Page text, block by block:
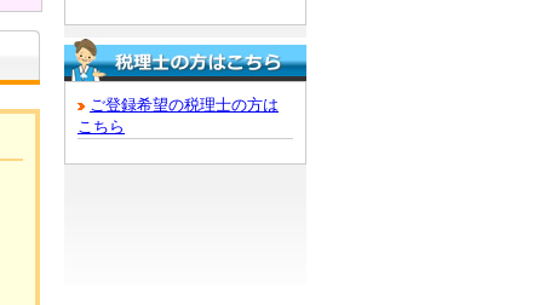
ご登録希望の税理士の方は
こちら